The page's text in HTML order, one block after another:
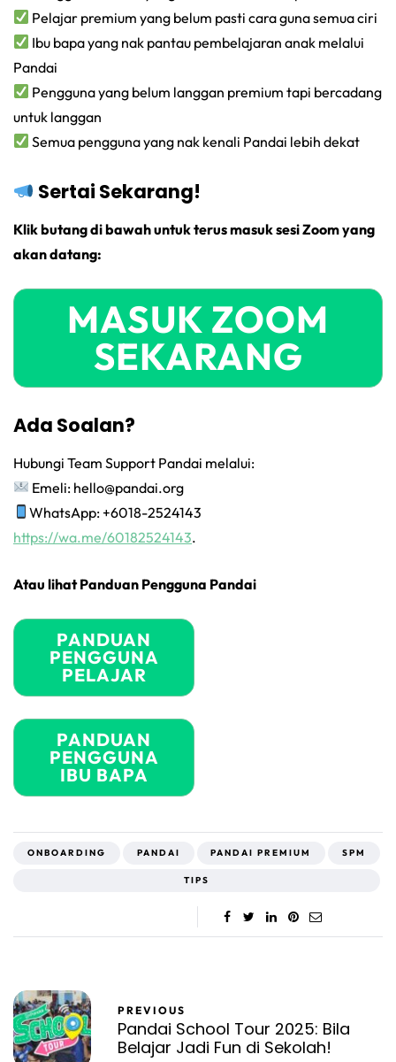
Pelajar premium yang belum pasti cara guna semua ciri
Ibu bapa yang nak pantau pembelajaran anak melalui
Pandai
Pengguna yang belum langgan premium tapi bercadang
untuk langgan
Semua pengguna yang nak kenali Pandai lebih dekat
Sertai Sekarang!
Klik butang di bawah untuk terus masuk sesi Zoom yang
akan datang:
MASUK ZOOM
SEKARANG
Ada Soalan?
Hubungi Team Support Pandai melalui:
Emeli: hello@pandai.org
WhatsApp: +6018-2524143
https://wa.me/60182524143.
Atau lihat Panduan Pengguna Pandai
PANDUAN
PENGGUNA
PELAJAR
PANDUAN
PENGGUNA
IBU BAPA
ONBOARDING PANDAI PANDAI PREMIUM SPM
TIPS
PREVIOUS
Pandai School Tour 2025: Bila
Belajar Jadi Fun di Sekolah!